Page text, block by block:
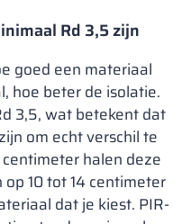
Rd 3,5 zijn
goed een materiaal
hoe beter de isolatie.
3,5, wat betekent dat
om echt verschil te
halen deze
10 tot 14 centimeter
dat je kiest. PIR-